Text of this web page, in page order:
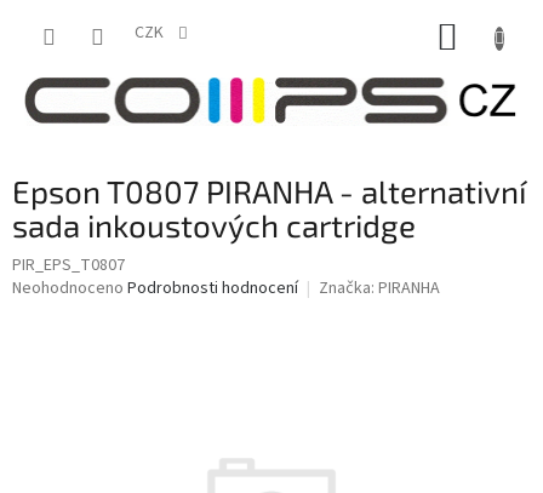
CZK
Epson T0807 PIRANHA - alternativní
sada inkoustových cartridge
PIR_EPS_T0807
Průměrné
Neohodnoceno Podrobnosti hodnocení Značka: PIRANHA